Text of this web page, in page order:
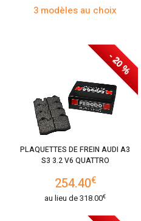
3 modèles au choix
- 20 %
PLAQUETTES DE FREIN AUDI A3
S3 3.2 V6 QUATTRO
254.40€
au lieu de318.00€